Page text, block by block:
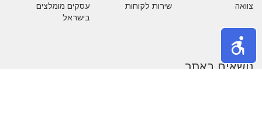
צוואה
שירות לקוחות
עסקים מומלצים
בישראל
משחקים
נושאים באתר